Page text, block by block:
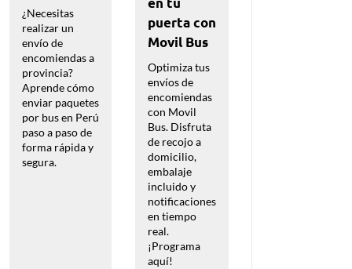
¿Necesitas
realizar un
envío de
encomiendas a
provincia?
Aprende cómo
enviar paquetes
por bus en Perú
paso a paso de
forma rápida y
segura.
puerta con
Movil Bus
Optimiza tus
envíos de
encomiendas
con Movil
Bus. Disfruta
de recojo a
domicilio,
embalaje
incluido y
notificaciones
en tiempo
real.
¡Programa
aquí!